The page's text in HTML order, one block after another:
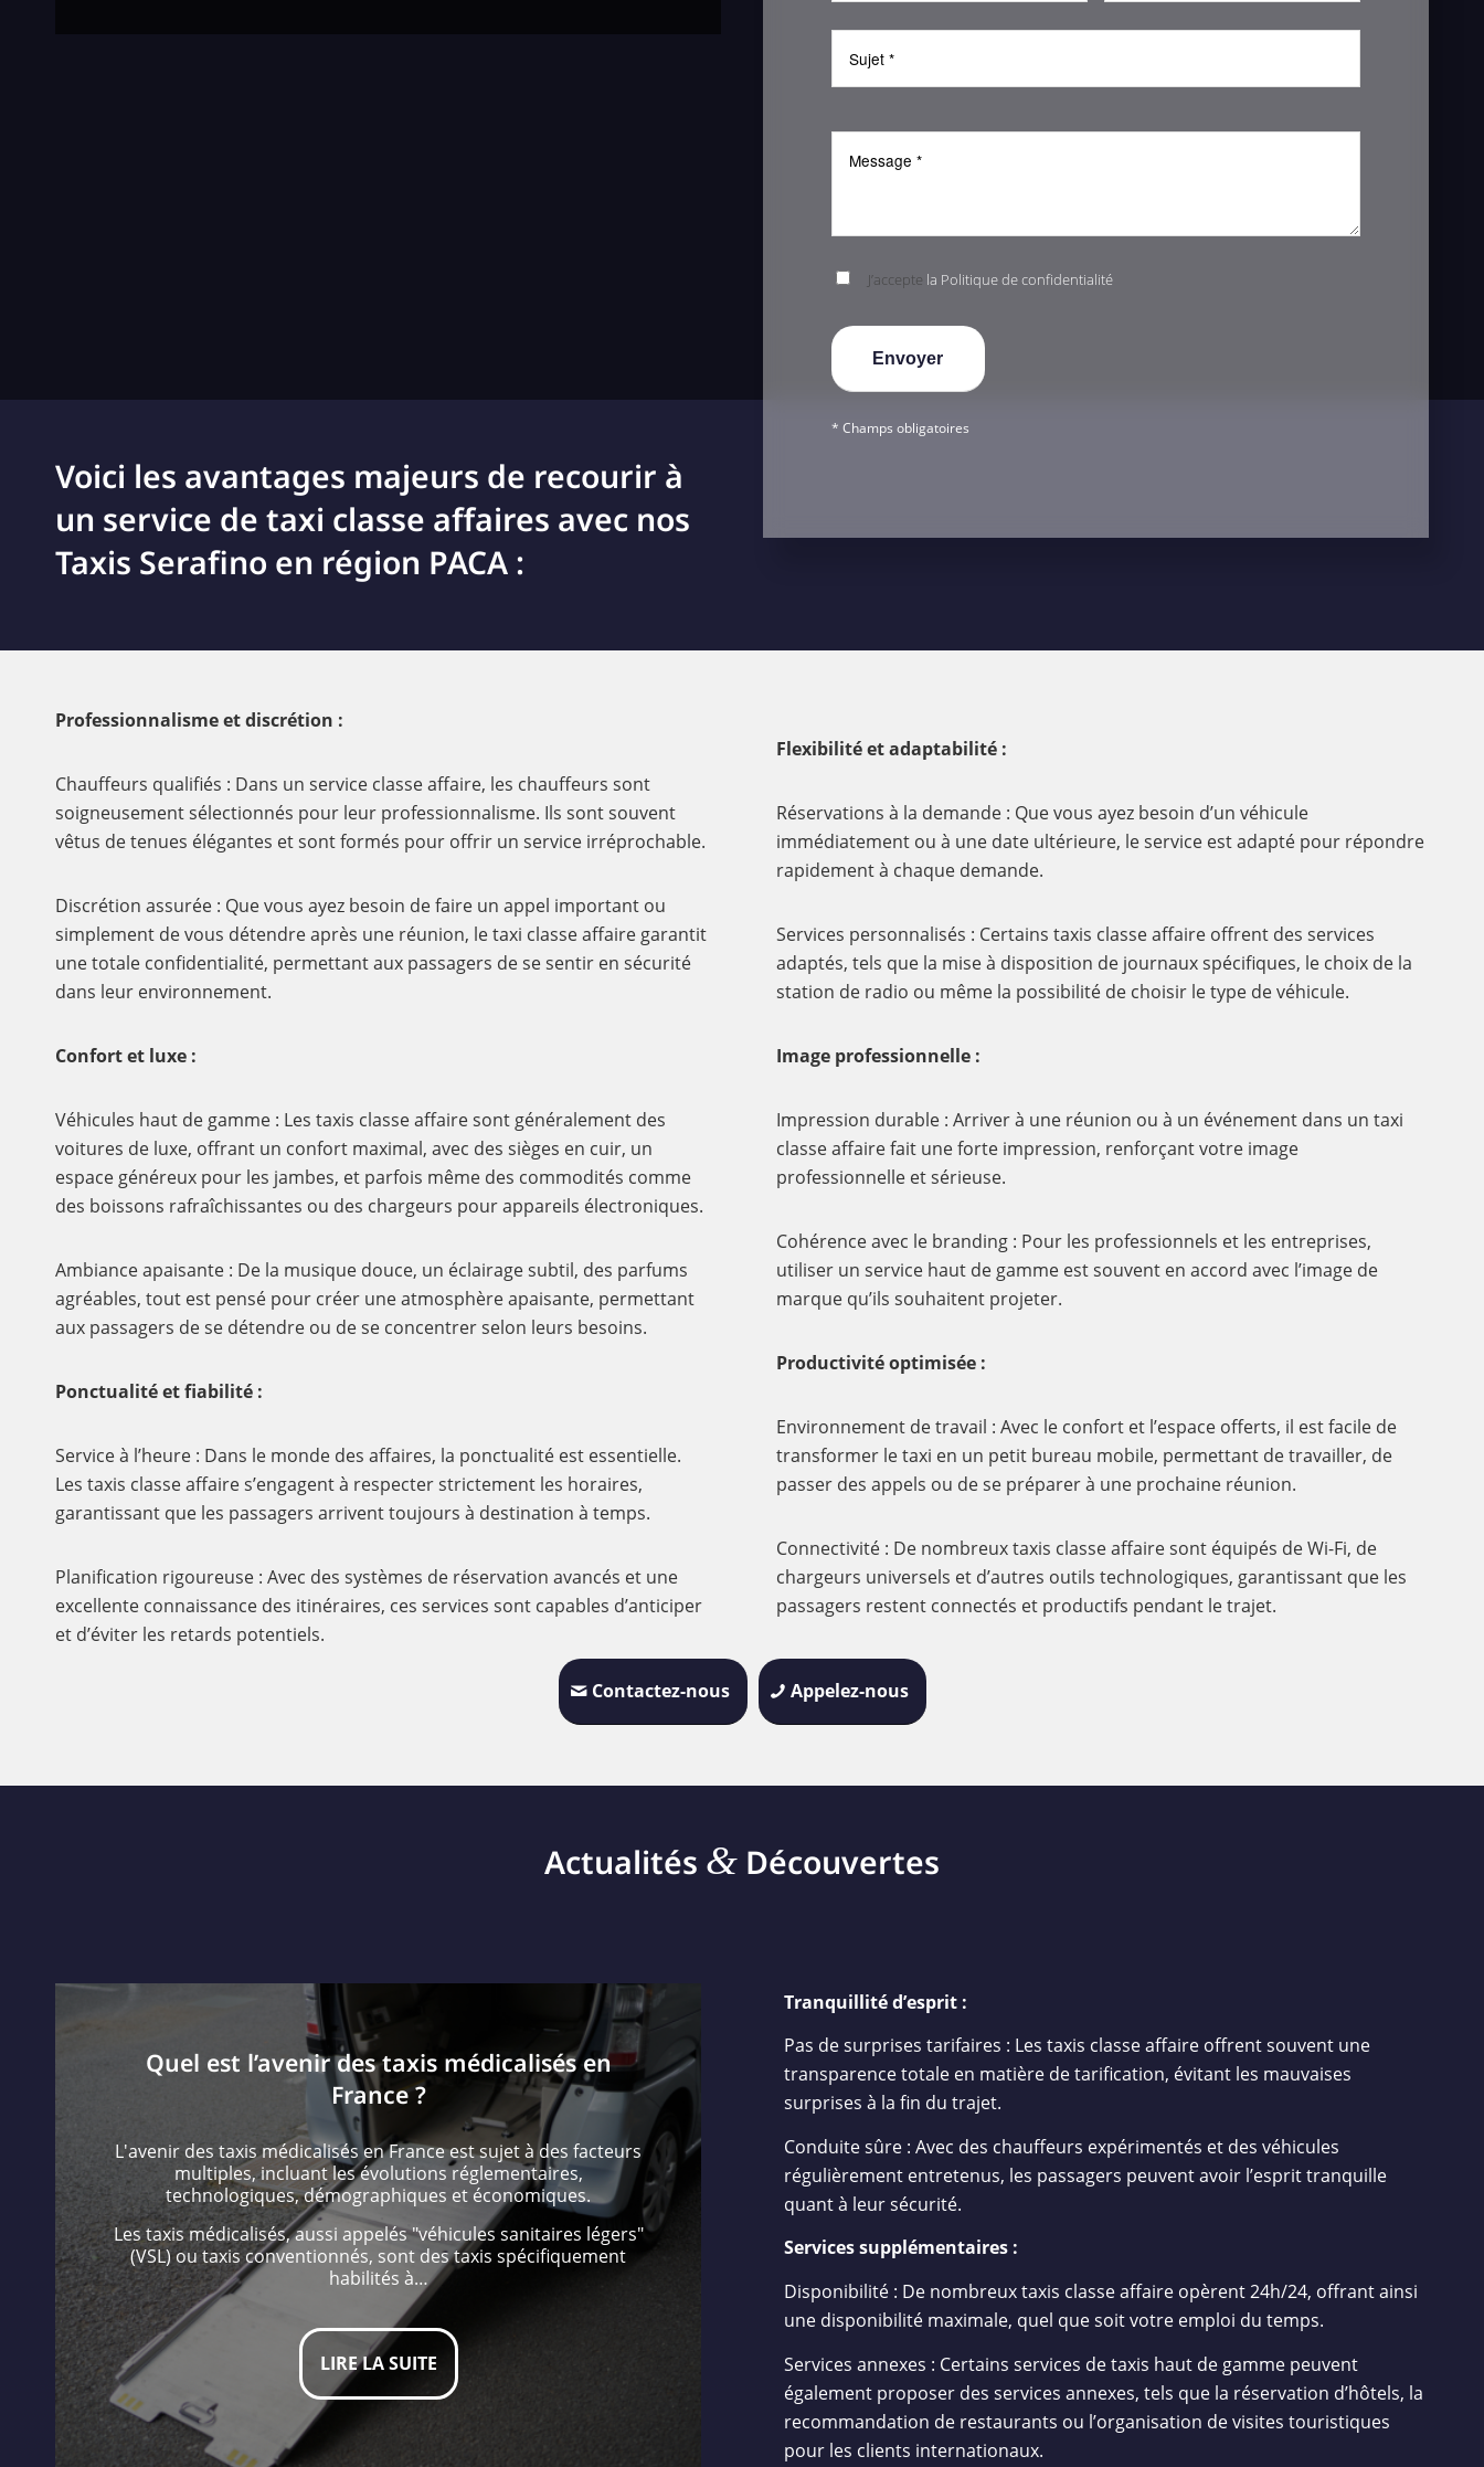
Voici les avantages majeurs de recourir à
un service de taxi classe affaires avec nos
Taxis Serafino en région PACA :
J’accepte la Politique de confidentialité
* Champs obligatoires
Professionnalisme et discrétion :
Chauffeurs qualifiés : Dans un service classe affaire, les chauffeurs sont
soigneusement sélectionnés pour leur professionnalisme. Ils sont souvent
vêtus de tenues élégantes et sont formés pour offrir un service irréprochable.
Discrétion assurée : Que vous ayez besoin de faire un appel important ou
simplement de vous détendre après une réunion, le taxi classe affaire garantit
une totale confidentialité, permettant aux passagers de se sentir en sécurité
dans leur environnement.
Confort et luxe :
Véhicules haut de gamme : Les taxis classe affaire sont généralement des
voitures de luxe, offrant un confort maximal, avec des sièges en cuir, un
espace généreux pour les jambes, et parfois même des commodités comme
des boissons rafraîchissantes ou des chargeurs pour appareils électroniques.
Ambiance apaisante : De la musique douce, un éclairage subtil, des parfums
agréables, tout est pensé pour créer une atmosphère apaisante, permettant
aux passagers de se détendre ou de se concentrer selon leurs besoins.
Ponctualité et fiabilité :
Service à l’heure : Dans le monde des affaires, la ponctualité est essentielle.
Les taxis classe affaire s’engagent à respecter strictement les horaires,
garantissant que les passagers arrivent toujours à destination à temps.
Planification rigoureuse : Avec des systèmes de réservation avancés et une
excellente connaissance des itinéraires, ces services sont capables d’anticiper
et d’éviter les retards potentiels.
Flexibilité et adaptabilité :
Réservations à la demande : Que vous ayez besoin d’un véhicule
immédiatement ou à une date ultérieure, le service est adapté pour répondre
rapidement à chaque demande.
Services personnalisés : Certains taxis classe affaire offrent des services
adaptés, tels que la mise à disposition de journaux spécifiques, le choix de la
station de radio ou même la possibilité de choisir le type de véhicule.
Image professionnelle :
Impression durable : Arriver à une réunion ou à un événement dans un taxi
classe affaire fait une forte impression, renforçant votre image
professionnelle et sérieuse.
Cohérence avec le branding : Pour les professionnels et les entreprises,
utiliser un service haut de gamme est souvent en accord avec l’image de
marque qu’ils souhaitent projeter.
Productivité optimisée :
Environnement de travail : Avec le confort et l’espace offerts, il est facile de
transformer le taxi en un petit bureau mobile, permettant de travailler, de
passer des appels ou de se préparer à une prochaine réunion.
Connectivité : De nombreux taxis classe affaire sont équipés de Wi-Fi, de
chargeurs universels et d’autres outils technologiques, garantissant que les
passagers restent connectés et productifs pendant le trajet.
Contactez-nous Appelez-nous
Actualités & Découvertes
Quel est l’avenir des taxis médicalisés en
France ?
L'avenir des taxis médicalisés en France est sujet à des facteurs
multiples, incluant les évolutions réglementaires,
technologiques, démographiques et économiques.
Les taxis médicalisés, aussi appelés "véhicules sanitaires légers"
(VSL) ou taxis conventionnés, sont des taxis spécifiquement
habilités à…
LIRE LA SUITE
Tranquillité d’esprit :
Pas de surprises tarifaires : Les taxis classe affaire offrent souvent une
transparence totale en matière de tarification, évitant les mauvaises
surprises à la fin du trajet.
Conduite sûre : Avec des chauffeurs expérimentés et des véhicules
régulièrement entretenus, les passagers peuvent avoir l’esprit tranquille
quant à leur sécurité.
Services supplémentaires :
Disponibilité : De nombreux taxis classe affaire opèrent 24h/24, offrant ainsi
une disponibilité maximale, quel que soit votre emploi du temps.
Services annexes : Certains services de taxis haut de gamme peuvent
également proposer des services annexes, tels que la réservation d’hôtels, la
recommandation de restaurants ou l’organisation de visites touristiques
pour les clients internationaux.